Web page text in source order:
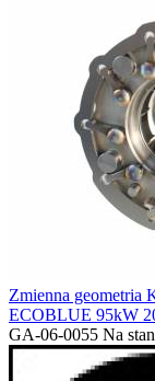
Zmienna geometria
ECOBLUE 95kW
GA-06-0055 Na